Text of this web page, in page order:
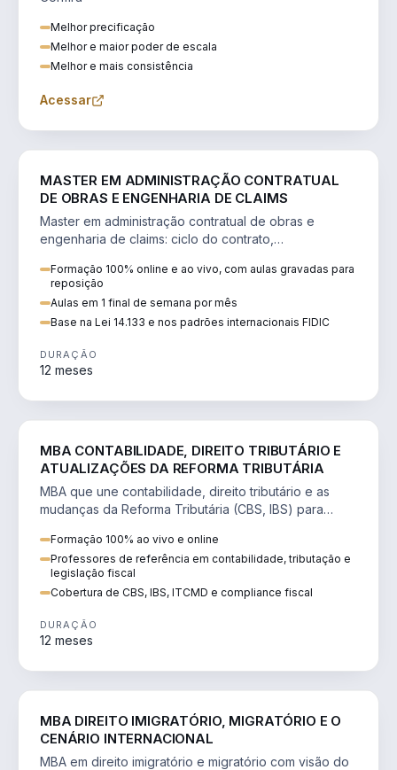
Melhor precificação
Melhor e maior poder de escala
Melhor e mais consistência
Acessar
MASTER EM ADMINISTRAÇÃO CONTRATUAL
DE OBRAS E ENGENHARIA DE CLAIMS
Master em administração contratual de obras e
engenharia de claims: ciclo do contrato,
Formação 100% online e ao vivo, com aulas gravadas para
reposição
Aulas em 1 final de semana por mês
Base na Lei 14.133 e nos padrões internacionais FIDIC
DURAÇÃO
12 meses
MBA CONTABILIDADE, DIREITO TRIBUTÁRIO E
ATUALIZAÇÕES DA REFORMA TRIBUTÁRIA
MBA que une contabilidade, direito tributário e as
mudanças da Reforma Tributária (CBS, IBS) para
Formação 100% ao vivo e online
Professores de referência em contabilidade, tributação e
legislação fiscal
Cobertura de CBS, IBS, ITCMD e compliance fiscal
DURAÇÃO
12 meses
MBA DIREITO IMIGRATÓRIO, MIGRATÓRIO E O
CENÁRIO INTERNACIONAL
MBA em direito imigratório e migratório com visão do